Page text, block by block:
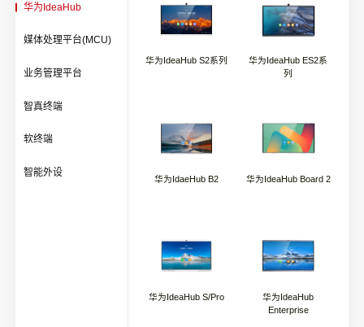
华为IdeaHub
媒体处理平台(MCU)
业务管理平台
智真终端
软终端
智能外设
华为IdeaHub S2系列
华为IdeaHub ES2系
列
华为IdaeHub B2 华为IdeaHub Board 2
华为IdeaHub S/Pro
华为IdeaHub
Enterprise